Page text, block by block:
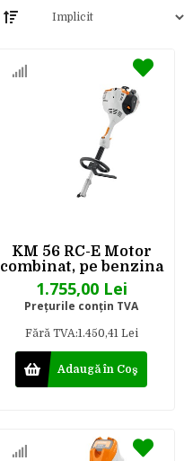
KM 56 RC-E Motor
combinat, pe benzina
1.755,00 Lei
Preţurile conţin TVA
Fără TVA:1.450,41 Lei
Adaugă în Coş